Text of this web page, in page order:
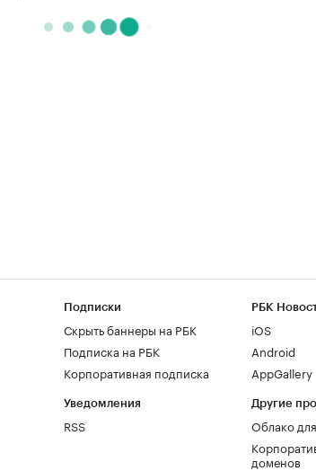
Подписки
Скрыть баннеры на РБК
Подписка на РБК
Корпоративная подписка
Уведомления
RSS
РБК
iOS
Android
AppGallery
Другие
Облако
доменов